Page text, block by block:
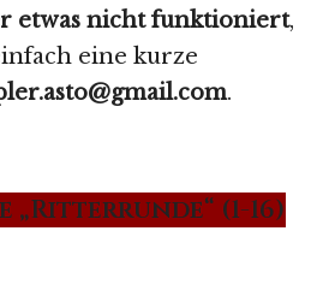
etwas nicht funktioniert,
eine kurze
.
(1-16)